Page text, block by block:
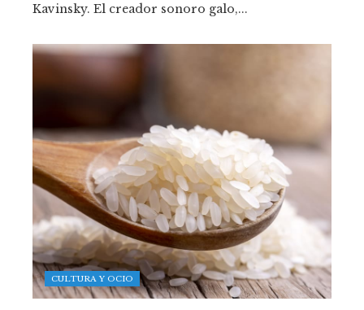
Kavinsky. El creador sonoro galo,...
CULTURA Y OCIO